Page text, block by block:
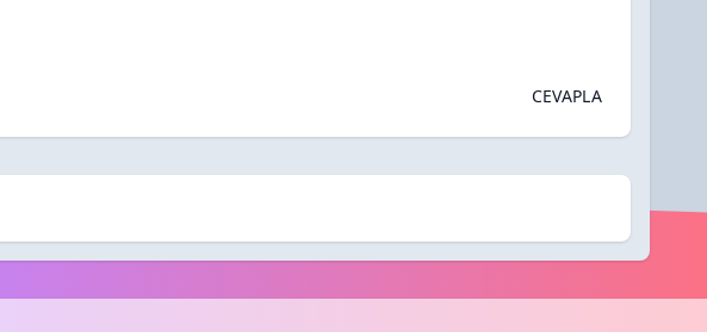
CEVAPLA